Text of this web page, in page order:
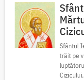
Sfântul
trăit pe